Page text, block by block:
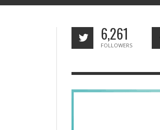
6,261
FOLLOWERS